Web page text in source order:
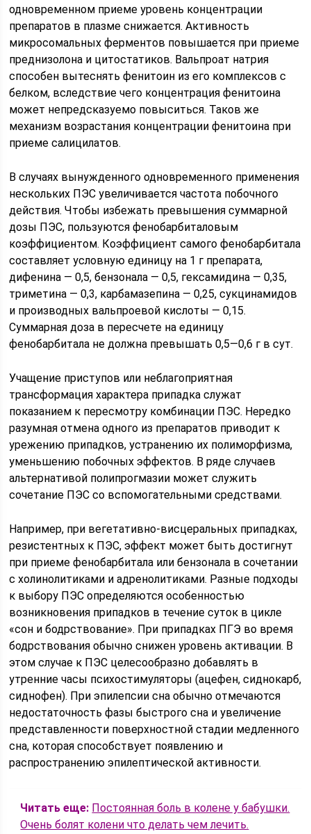
одновременном приеме уровень концентрации
препаратов в плазме снижается. Активность
микросомальных ферментов повышается при приеме
преднизолона и цитостатиков. Вальпроат натрия
способен вытеснять фенитоин из его комплексов с
белком, вследствие чего концентрация фенитоина
может непредсказуемо повыситься. Таков же
механизм возрастания концентрации фенитоина при
приеме салицилатов.
В случаях вынужденного одновременного применения
нескольких ПЭС увеличивается частота побочного
действия. Чтобы избежать превышения суммарной
дозы ПЭС, пользуются фенобарбиталовым
коэффициентом. Коэффициент самого фенобарбитала
составляет условную единицу на 1 г препарата,
дифенина — 0,5, бензонала — 0,5, гексамидина — 0,35,
триметина — 0,3, карбамазепина — 0,25, сукцинамидов
и производных вальпроевой кислоты — 0,15.
Суммарная доза в пересчете на единицу
фенобарбитала не должна превышать 0,5—0,6 г в сут.
Учащение приступов или неблагоприятная
трансформация характера припадка служат
показанием к пересмотру комбинации ПЭС. Нередко
разумная отмена одного из препаратов приводит к
урежению припадков, устранению их полиморфизма,
уменьшению побочных эффектов. В ряде случаев
альтернативой полипрогмазии может служить
сочетание ПЭС со вспомогательными средствами.
Например, при вегетативно-висцеральных припадках,
резистентных к ПЭС, эффект может быть достигнут
при приеме фенобарбитала или бензонала в сочетании
с холинолитиками и адренолитиками. Разные подходы
к выбору ПЭС определяются особенностью
возникновения припадков в течение суток в цикле
«сон и бодрствование». При припадках ПГЭ во время
бодрствования обычно снижен уровень активации. В
этом случае к ПЭС целесообразно добавлять в
утренние часы психостимуляторы (ацефен, сиднокарб,
сиднофен). При эпилепсии сна обычно отмечаются
недостаточность фазы быстрого сна и увеличение
представленности поверхностной стадии медленного
сна, которая способствует появлению и
распространению эпилептической активности.
Читать еще: Постоянная боль в колене у бабушки.
Очень болят колени что делать чем лечить.